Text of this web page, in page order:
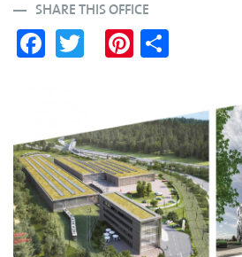
SHARE THIS OFFICE
Fa
ce
ok
wi
r
Pi
nt
es
t